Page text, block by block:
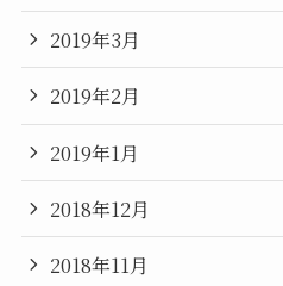
2019年3月
2019年2月
2019年1月
2018年12月
2018年11月